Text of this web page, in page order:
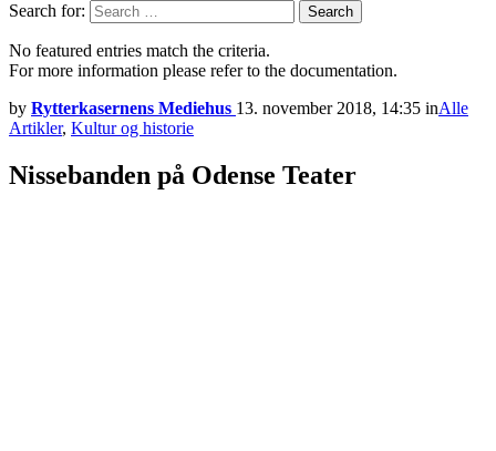
Search for:
Search
No featured entries match the criteria.
For more information please refer to the documentation.
by Rytterkasernens Mediehus 13. november 2018, 14:35 inAlle
Artikler, Kultur og historie
Nissebanden på Odense Teater